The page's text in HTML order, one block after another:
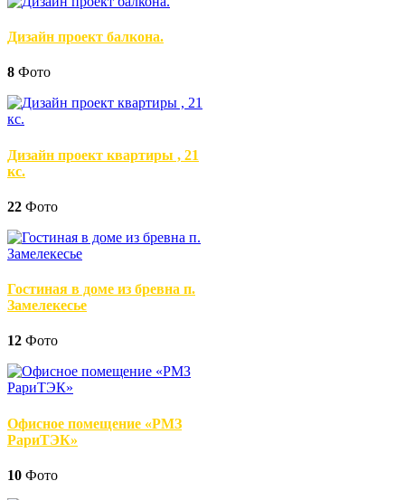
Дизайн проект балкона.
8 Фото
Дизайн проект квартиры , 21
кс.
22 Фото
Гостиная в доме из бревна п.
Замелекесье
12 Фото
Офисное помещение «РМЗ
РариТЭК»
10 Фото